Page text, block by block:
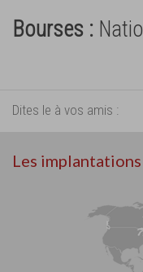
Bourses :
Dites le à vos amis :
Les implantations